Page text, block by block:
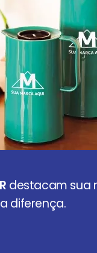
destacam sua
diferença.